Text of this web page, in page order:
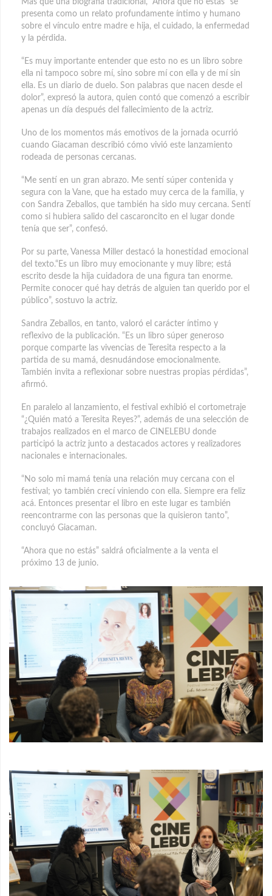
Más que una biografía tradicional, “Ahora que no estás” se
presenta como un relato profundamente íntimo y humano
sobre el vínculo entre madre e hija, el cuidado, la enfermedad
y la pérdida.
“Es muy importante entender que esto no es un libro sobre
ella ni tampoco sobre mí, sino sobre mí con ella y de mí sin
ella. Es un diario de duelo. Son palabras que nacen desde el
dolor”, expresó la autora, quien contó que comenzó a escribir
apenas un día después del fallecimiento de la actriz.
Uno de los momentos más emotivos de la jornada ocurrió
cuando Giacaman describió cómo vivió este lanzamiento
rodeada de personas cercanas.
“Me sentí en un gran abrazo. Me sentí súper contenida y
segura con la Vane, que ha estado muy cerca de la familia, y
con Sandra Zeballos, que también ha sido muy cercana. Sentí
como si hubiera salido del cascaroncito en el lugar donde
tenía que ser”, confesó.
Por su parte, Vanessa Miller destacó la honestidad emocional
del texto.“Es un libro muy emocionante y muy libre; está
escrito desde la hija cuidadora de una figura tan enorme.
Permite conocer qué hay detrás de alguien tan querido por el
público”, sostuvo la actriz.
Sandra Zeballos, en tanto, valoró el carácter íntimo y
reflexivo de la publicación. “Es un libro súper generoso
porque comparte las vivencias de Teresita respecto a la
partida de su mamá, desnudándose emocionalmente.
También invita a reflexionar sobre nuestras propias pérdidas”,
afirmó.
En paralelo al lanzamiento, el festival exhibió el cortometraje
“¿Quién mató a Teresita Reyes?”, además de una selección de
trabajos realizados en el marco de CINELEBU donde
participó la actriz junto a destacados actores y realizadores
nacionales e internacionales.
“No solo mi mamá tenía una relación muy cercana con el
festival; yo también crecí viniendo con ella. Siempre era feliz
acá. Entonces presentar el libro en este lugar es también
reencontrarme con las personas que la quisieron tanto”,
concluyó Giacaman.
“Ahora que no estás” saldrá oficialmente a la venta el
próximo 13 de junio.